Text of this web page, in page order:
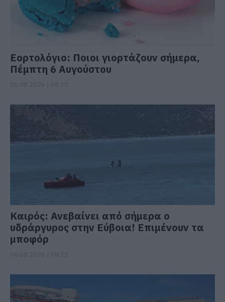
Εορτολόγιο: Ποιοι γιορτάζουν σήμερα,
Πέμπτη 6 Αυγούστου
Καιρός: Ανεβαίνει από σήμερα ο
υδράργυρος στην Εύβοια! Επιμένουν τα
μποφόρ